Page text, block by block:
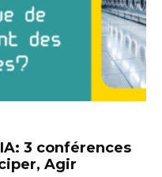
3 conférences
Agir